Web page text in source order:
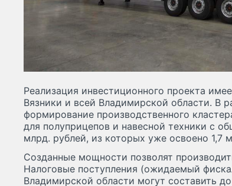
Реализация инвестиционного проекта
Вязники и всей Владимирской области. В
формирование производственного
для полуприцепов и навесной техники с
млрд. рублей, из которых уже освоено 1,7
Созданные мощности позволят
Налоговые поступления (ожидаемый
Владимирской области могут составить